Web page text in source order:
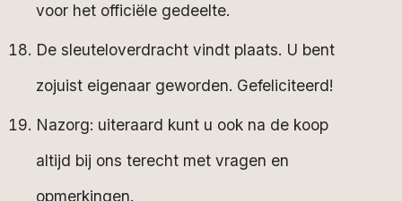
voor het officiële gedeelte.
De sleuteloverdracht vindt plaats. U bent
zojuist eigenaar geworden. Gefeliciteerd!
Nazorg: uiteraard kunt u ook na de koop
altijd bij ons terecht met vragen en
opmerkingen.